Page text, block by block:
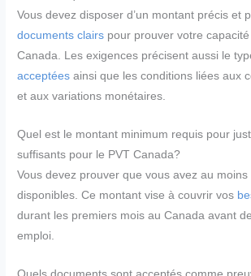
Vous devez disposer d’un montant précis et
documents clairs pour prouver votre
Canada. Les exigences précisent aussi le
acceptées ainsi que les conditions liées aux
et aux variations monétaires.
Quel est le montant minimum requis pour
suffisants pour le PVT Canada?
Vous devez prouver que vous avez au moins
disponibles. Ce montant vise à couvrir vos
durant les premiers mois au Canada avant
emploi.